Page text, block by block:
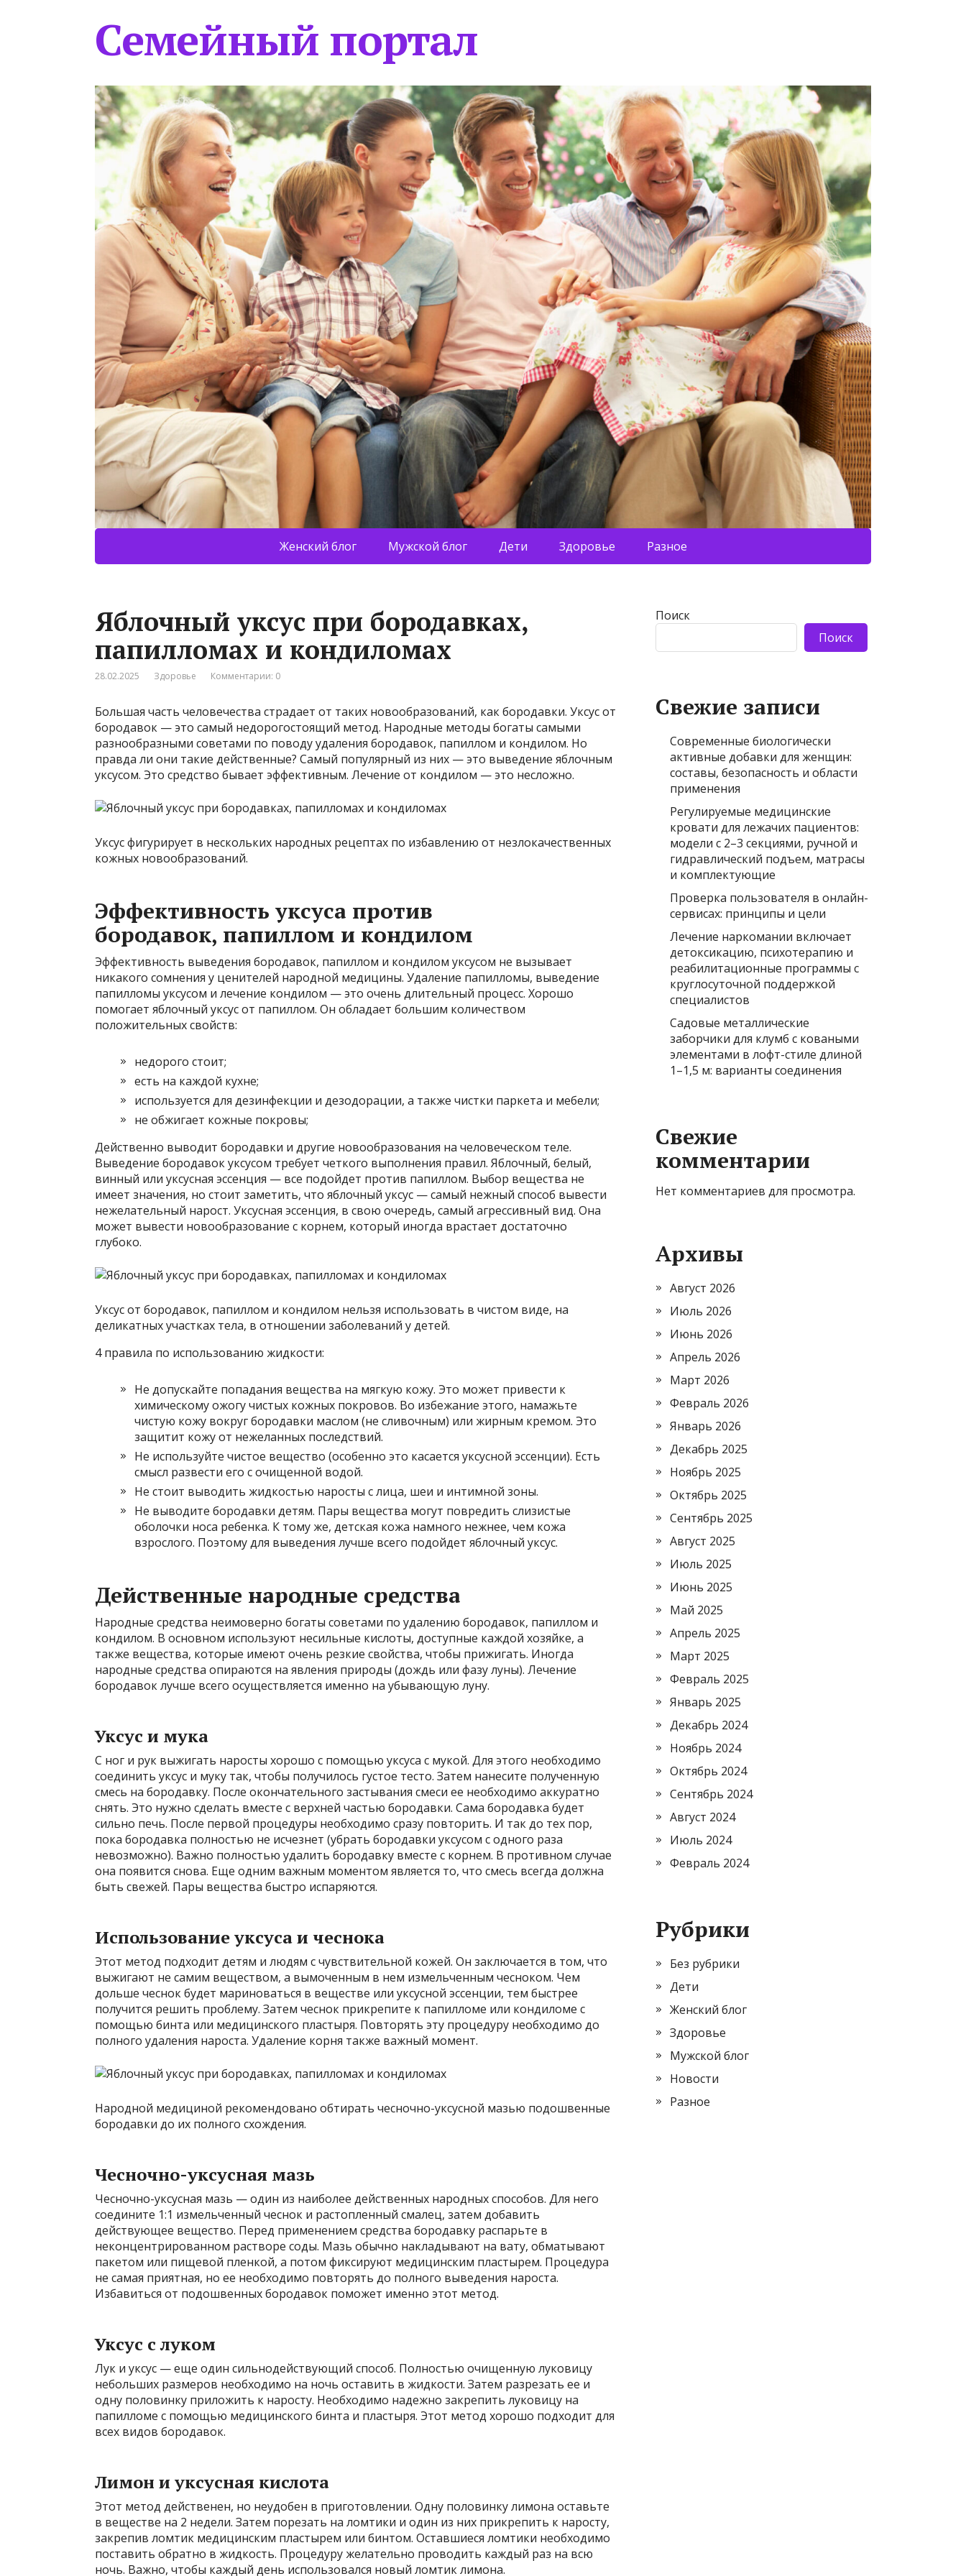
Семейный портал
Женский блог Мужской блог Дети Здоровье Разное
Яблочный уксус при бородавках,
папилломах и кондиломах
28.02.2025 Здоровье Комментарии: 0
Большая часть человечества страдает от таких новообразований, как бородавки. Уксус от
бородавок — это самый недорогостоящий метод. Народные методы богаты самыми
разнообразными советами по поводу удаления бородавок, папиллом и кондилом. Но
правда ли они такие действенные? Самый популярный из них — это выведение яблочным
уксусом. Это средство бывает эффективным. Лечение от кондилом — это несложно.
Уксус фигурирует в нескольких народных рецептах по избавлению от незлокачественных
кожных новообразований.
Эффективность уксуса против
бородавок, папиллом и кондилом
Эффективность выведения бородавок, папиллом и кондилом уксусом не вызывает
никакого сомнения у ценителей народной медицины. Удаление папилломы, выведение
папилломы уксусом и лечение кондилом — это очень длительный процесс. Хорошо
помогает яблочный уксус от папиллом. Он обладает большим количеством
положительных свойств:
недорого стоит;
есть на каждой кухне;
используется для дезинфекции и дезодорации, а также чистки паркета и мебели;
не обжигает кожные покровы;
Действенно выводит бородавки и другие новообразования на человеческом теле.
Выведение бородавок уксусом требует четкого выполнения правил. Яблочный, белый,
винный или уксусная эссенция — все подойдет против папиллом. Выбор вещества не
имеет значения, но стоит заметить, что яблочный уксус — самый нежный способ вывести
нежелательный нарост. Уксусная эссенция, в свою очередь, самый агрессивный вид. Она
может вывести новообразование с корнем, который иногда врастает достаточно
глубоко.
Уксус от бородавок, папиллом и кондилом нельзя использовать в чистом виде, на
деликатных участках тела, в отношении заболеваний у детей.
4 правила по использованию жидкости:
Не допускайте попадания вещества на мягкую кожу. Это может привести к
химическому ожогу чистых кожных покровов. Во избежание этого, намажьте
чистую кожу вокруг бородавки маслом (не сливочным) или жирным кремом. Это
защитит кожу от нежеланных последствий.
Не используйте чистое вещество (особенно это касается уксусной эссенции). Есть
смысл развести его с очищенной водой.
Не стоит выводить жидкостью наросты с лица, шеи и интимной зоны.
Не выводите бородавки детям. Пары вещества могут повредить слизистые
оболочки носа ребенка. К тому же, детская кожа намного нежнее, чем кожа
взрослого. Поэтому для выведения лучше всего подойдет яблочный уксус.
Действенные народные средства
Народные средства неимоверно богаты советами по удалению бородавок, папиллом и
кондилом. В основном используют несильные кислоты, доступные каждой хозяйке, а
также вещества, которые имеют очень резкие свойства, чтобы прижигать. Иногда
народные средства опираются на явления природы (дождь или фазу луны). Лечение
бородавок лучше всего осуществляется именно на убывающую луну.
Уксус и мука
С ног и рук выжигать наросты хорошо с помощью уксуса с мукой. Для этого необходимо
соединить уксус и муку так, чтобы получилось густое тесто. Затем нанесите полученную
смесь на бородавку. После окончательного застывания смеси ее необходимо аккуратно
снять. Это нужно сделать вместе с верхней частью бородавки. Сама бородавка будет
сильно печь. После первой процедуры необходимо сразу повторить. И так до тех пор,
пока бородавка полностью не исчезнет (убрать бородавки уксусом с одного раза
невозможно). Важно полностью удалить бородавку вместе с корнем. В противном случае
она появится снова. Еще одним важным моментом является то, что смесь всегда должна
быть свежей. Пары вещества быстро испаряются.
Использование уксуса и чеснока
Этот метод подходит детям и людям с чувствительной кожей. Он заключается в том, что
выжигают не самим веществом, а вымоченным в нем измельченным чесноком. Чем
дольше чеснок будет мариноваться в веществе или уксусной эссенции, тем быстрее
получится решить проблему. Затем чеснок прикрепите к папилломе или кондиломе с
помощью бинта или медицинского пластыря. Повторять эту процедуру необходимо до
полного удаления нароста. Удаление корня также важный момент.
Народной медициной рекомендовано обтирать чесночно-уксусной мазью подошвенные
бородавки до их полного схождения.
Чесночно-уксусная мазь
Чесночно-уксусная мазь — один из наиболее действенных народных способов. Для него
соедините 1:1 измельченный чеснок и растопленный смалец, затем добавить
действующее вещество. Перед применением средства бородавку распарьте в
неконцентрированном растворе соды. Мазь обычно накладывают на вату, обматывают
пакетом или пищевой пленкой, а потом фиксируют медицинским пластырем. Процедура
не самая приятная, но ее необходимо повторять до полного выведения нароста.
Избавиться от подошвенных бородавок поможет именно этот метод.
Уксус с луком
Лук и уксус — еще один сильнодействующий способ. Полностью очищенную луковицу
небольших размеров необходимо на ночь оставить в жидкости. Затем разрезать ее и
одну половинку приложить к наросту. Необходимо надежно закрепить луковицу на
папилломе с помощью медицинского бинта и пластыря. Этот метод хорошо подходит для
всех видов бородавок.
Лимон и уксусная кислота
Этот метод действенен, но неудобен в приготовлении. Одну половинку лимона оставьте
в веществе на 2 недели. Затем порезать на ломтики и один из них прикрепить к наросту,
закрепив ломтик медицинским пластырем или бинтом. Оставшиеся ломтики необходимо
поставить обратно в жидкость. Процедуру желательно проводить каждый раз на всю
ночь. Важно, чтобы каждый день использовался новый ломтик лимона.
Поиск
Поиск
Свежие записи
Современные биологически
активные добавки для женщин:
составы, безопасность и области
применения
Регулируемые медицинские
кровати для лежачих пациентов:
модели с 2–3 секциями, ручной и
гидравлический подъем, матрасы
и комплектующие
Проверка пользователя в онлайн-
сервисах: принципы и цели
Лечение наркомании включает
детоксикацию, психотерапию и
реабилитационные программы с
круглосуточной поддержкой
специалистов
Садовые металлические
заборчики для клумб с коваными
элементами в лофт-стиле длиной
1–1,5 м: варианты соединения
Свежие
комментарии
Нет комментариев для просмотра.
Архивы
Август 2026
Июль 2026
Июнь 2026
Апрель 2026
Март 2026
Февраль 2026
Январь 2026
Декабрь 2025
Ноябрь 2025
Октябрь 2025
Сентябрь 2025
Август 2025
Июль 2025
Июнь 2025
Май 2025
Апрель 2025
Март 2025
Февраль 2025
Январь 2025
Декабрь 2024
Ноябрь 2024
Октябрь 2024
Сентябрь 2024
Август 2024
Июль 2024
Февраль 2024
Рубрики
Без рубрики
Дети
Женский блог
Здоровье
Мужской блог
Новости
Разное